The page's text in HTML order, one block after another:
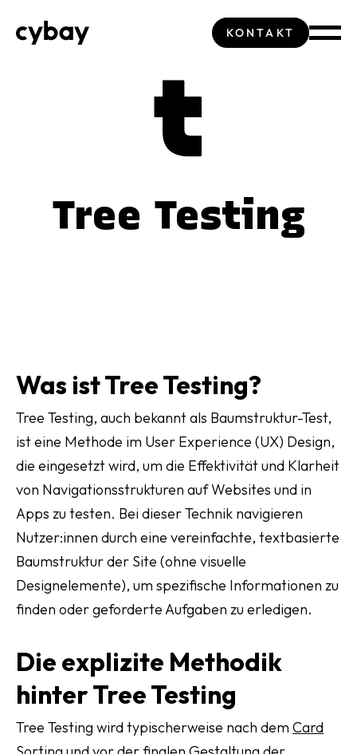
KONTAKT
t
Tree Testing
Was ist Tree Testing?
Tree Testing, auch bekannt als Baumstruktur-Test,
ist eine Methode im User Experience (UX) Design,
die eingesetzt wird, um die Effektivität und Klarheit
von Navigationsstrukturen auf Websites und in
Apps zu testen. Bei dieser Technik navigieren
Nutzer:innen durch eine vereinfachte, textbasierte
Baumstruktur der Site (ohne visuelle
Designelemente), um spezifische Informationen zu
finden oder geforderte Aufgaben zu erledigen.
Die explizite Methodik
hinter Tree Testing
Tree Testing wird typischerweise nach dem Card